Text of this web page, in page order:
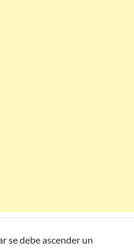
se debe ascender un